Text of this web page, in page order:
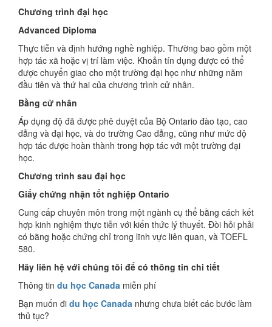
Chương trình đại học
Advanced Diploma
Thực tiễn và định hướng nghề nghiệp. Thường bao gồm một
hợp tác xã hoặc vị trí làm việc. Khoản tín dụng được có thể
được chuyển giao cho một trường đại học như những năm
đầu tiên và thứ hai của chương trình cử nhân.
Bằng cử nhân
Áp dụng độ đã được phê duyệt của Bộ Ontario đào tạo, cao
đẳng và đại học, và do trường Cao đẳng, cũng như mức độ
hợp tác được hoàn thành trong hợp tác với một trường đại
học.
Chương trình sau đại học
Giấy chứng nhận tốt nghiệp Ontario
Cung cấp chuyên môn trong một ngành cụ thể bằng cách kết
hợp kinh nghiệm thực tiễn với kiến thức lý thuyết. Đòi hỏi phải
có bằng hoặc chứng chỉ trong lĩnh vực liên quan, và TOEFL
580.
Hãy liên hệ với chúng tôi để có thông tin chi tiết
Thông tin du học Canada miễn phí
Bạn muốn đi du học Canada nhưng chưa biết các bước làm
thủ tục?